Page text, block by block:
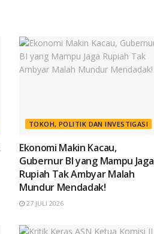
TOKOH, POLITIK DAN INVESTIGASI
Ekonomi Makin Kacau,
Gubernur BI yang Mampu Jaga
Rupiah Tak Ambyar Malah
Mundur Mendadak!
27 JULI 2026